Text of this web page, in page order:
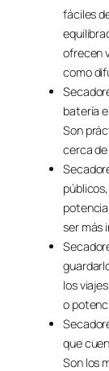
fáciles
ofrecen
como
batería
Son
cerca de
ser más
los
o
que
Son los